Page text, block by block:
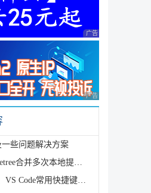
广告 商业广告，理性
广告 商业广告，理性
一些问题解决方案
git如何使用Sourcetree合并多次本地提交记录
Windows、IDEA、VS Code常用快捷键汇总